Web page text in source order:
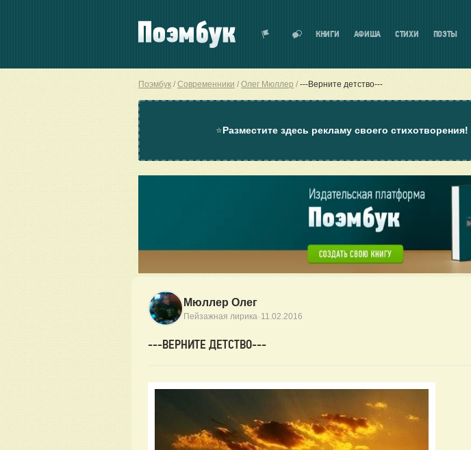
КНИГИ АФИША СТИХИ ПОЭТЫ
Поэмбук Современники Олег Мюллер ---Верните детство---
⭐Разместите здесь рекламу своего стихотворения!
Мюллер Олег
Пейзажная лирика· 11.02.2016
---ВЕРНИТЕ ДЕТСТВО---